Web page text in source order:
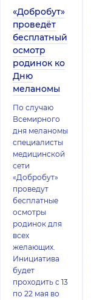
«Добробут»
проведёт
бесплатный
осмотр
родинок ко
Дню
меланомы
По случаю
Всемирного
дня меланомы
специалисты
медицинской
сети
«Добробут»
проведут
бесплатные
осмотры
родинок для
всех
желающих.
Инициатива
будет
проходить с 13
по 22 мая во